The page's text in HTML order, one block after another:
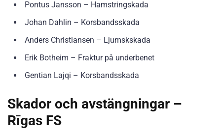
Pontus Jansson – Hamstringskada
Johan Dahlin – Korsbandsskada
Anders Christiansen – Ljumskskada
Erik Botheim – Fraktur på underbenet
Gentian Lajqi – Korsbandsskada
Skador och avstängningar –
Rīgas FS